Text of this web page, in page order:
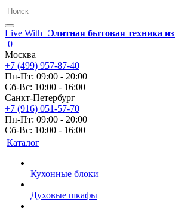
Live With
Элитная бытовая техника
0
Москва
+7 (499) 957-87-40
Пн-Пт: 09:00 - 20:00
Сб-Вс: 10:00 - 16:00
Санкт-Петербург
+7 (916) 051-57-70
Пн-Пт: 09:00 - 20:00
Сб-Вс: 10:00 - 16:00
Каталог
Кухонные блоки
Духовые шкафы